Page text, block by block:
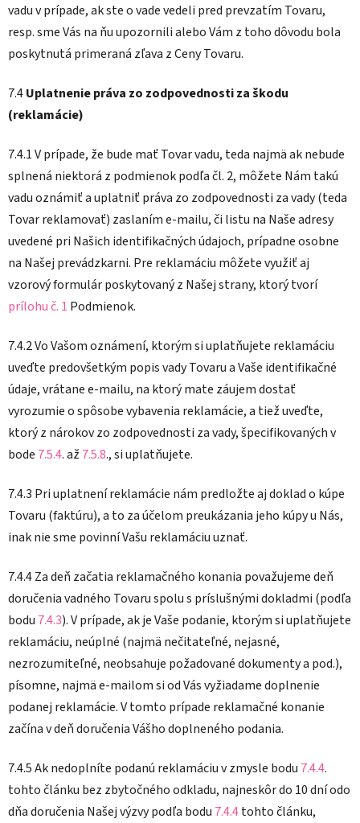
vadu v prípade, ak ste o vade vedeli pred prevzatím Tovaru,
resp. sme Vás na ňu upozornili alebo Vám z toho dôvodu bola
poskytnutá primeraná zľava z Ceny Tovaru.
7.4Uplatnenie práva zo zodpovednosti za škodu
(reklamácie)
7.4.1 V prípade, že bude mať Tovar vadu, teda najmä ak nebude
splnená niektorá z podmienok podľa čl. 2, môžete Nám takú
vadu oznámiť a uplatniť práva zo zodpovednosti za vady (teda
Tovar reklamovať) zaslaním e-mailu, či listu na Naše adresy
uvedené pri Našich identifikačných údajoch, prípadne osobne
na Našej prevádzkarni. Pre reklamáciu môžete využiť aj
vzorový formulár poskytovaný z Našej strany, ktorý tvorí
prílohu č. 1 Podmienok.
7.4.2 Vo Vašom oznámení, ktorým si uplatňujete reklamáciu
uveďte predovšetkým popis vady Tovaru a Vaše identifikačné
údaje, vrátane e-mailu, na ktorý mate záujem dostať
vyrozumie o spôsobe vybavenia reklamácie, a tiež uveďte,
ktorý z nárokov zo zodpovednosti za vady, špecifikovaných v
bode 7.5.4. až 7.5.8., si uplatňujete.
7.4.3 Pri uplatnení reklamácie nám predložte aj doklad o kúpe
Tovaru (faktúru), a to za účelom preukázania jeho kúpy u Nás,
inak nie sme povinní Vašu reklamáciu uznať.
7.4.4 Za deň začatia reklamačného konania považujeme deň
doručenia vadného Tovaru spolu s príslušnými dokladmi (podľa
bodu 7.4.3). V prípade, ak je Vaše podanie, ktorým si uplatňujete
reklamáciu, neúplné (najmä nečitateľné, nejasné,
nezrozumiteľné, neobsahuje požadované dokumenty a pod.),
písomne, najmä e-mailom si od Vásvyžiadame doplnenie
podanej reklamácie. V tomto prípade reklamačné konanie
začína v deň doručenia Vášho doplneného podania.
7.4.5 Ak nedoplníte podanú reklamáciu v zmysle bodu 7.4.4.
tohto článku bez zbytočného odkladu, najneskôr do 10 dní odo
dňa doručenia Našej výzvy podľa bodu 7.4.4tohto článku,